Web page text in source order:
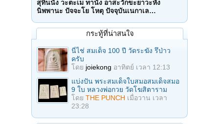
สุทินนัง วะตะเม ทานัง อาสะวักขะยาวะหัง
นิพพานะ ปัจจะโย โหตุ ปัจจุบันเนกาเล…
กระทู้ที่น่าสนใจ
นี่ไช่ สมเด็จ 100 ปี วัดระฆัง รึป่าว
ครับ
โดย joiekong อาทิตย์ เวลา 12:13
แบ่งปัน พระสมเด็จใบสมอสมเด็จสมอ
9 ใบ หลวงพ่อกวย วัดโฆสิตาราม
โดย THE PUNCH เมื่อวาน เวลา
23:28